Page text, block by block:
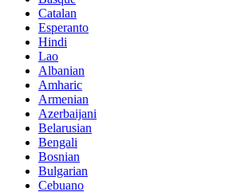
Catalan
Esperanto
Hindi
Lao
Albanian
Amharic
Armenian
Azerbaijani
Belarusian
Bengali
Bosnian
Bulgarian
Cebuano